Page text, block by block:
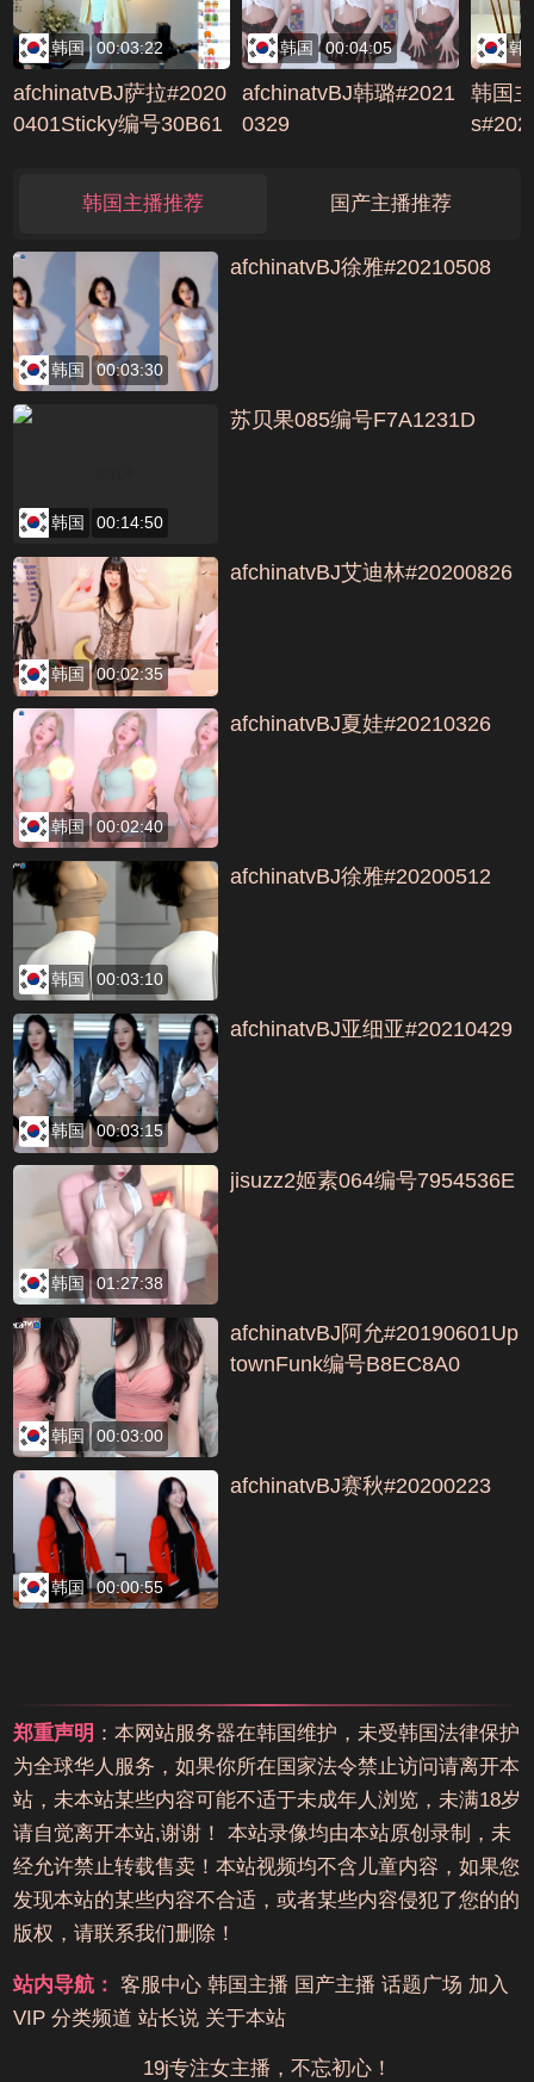
韩国 00:03:22
afchinatvBJ萨拉#2020
0401Sticky编号30B61
韩国 00:04:05
afchinatvBJ韩璐#2021
0329
韩
韩国
韩国主播推荐 国产主播推荐
韩国 00:03:30
afchinatvBJ徐雅#20210508
韩国 00:14:50
苏贝果085编号F7A1231D
韩国 00:02:35
afchinatvBJ艾迪林#20200826
韩国 00:02:40
afchinatvBJ夏娃#20210326
韩国 00:03:10
afchinatvBJ徐雅#20200512
韩国 00:03:15
afchinatvBJ亚细亚#20210429
韩国 01:27:38
jisuzz2姬素064编号7954536E
韩国 00:03:00
afchinatvBJ阿允#20190601Up
townFunk编号B8EC8A0
韩国 00:00:55
afchinatvBJ赛秋#20200223
郑重声明 ：本网站服务器在韩国维护，未受韩国法律保护
为全球华人服务，如果你所在国家法令禁止访问请离开本
站，未本站某些内容可能不适于未成年人浏览，未满18岁
请自觉离开本站,谢谢！ 本站录像均由本站原创录制，未
经允许禁止转载售卖！本站视频均不含儿童内容，如果您
发现本站的某些内容不合适，或者某些内容侵犯了您的的
版权，请联系我们删除！
站内导航： 客服中心 韩国主播 国产主播 话题广场 加入
VIP 分类频道 站长说 关于本站
19j专注女主播，不忘初心！